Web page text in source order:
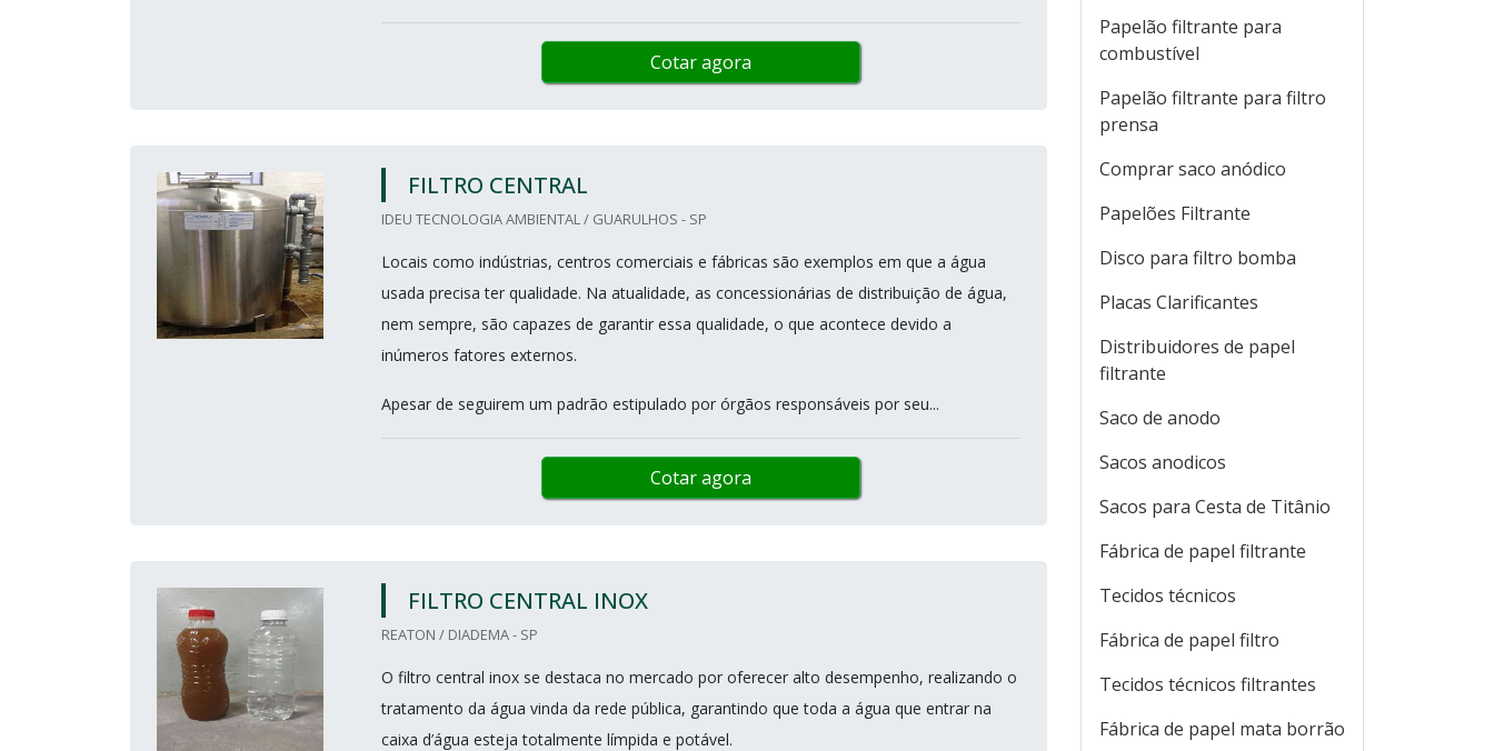
Cotar agora
FILTRO CENTRAL
IDEU TECNOLOGIA AMBIENTAL / GUARULHOS - SP
Locais como indústrias, centros comerciais e fábricas são exemplos em que a água
usada precisa ter qualidade. Na atualidade, as concessionárias de distribuição de água,
nem sempre, são capazes de garantir essa qualidade, o que acontece devido a
inúmeros fatores externos.
Apesar de seguirem um padrão estipulado por órgãos responsáveis por seu...
Cotar agora
FILTRO CENTRAL INOX
REATON / DIADEMA - SP
O filtro central inox se destaca no mercado por oferecer alto desempenho, realizando o
tratamento da água vinda da rede pública, garantindo que toda a água que entrar na
caixa d’água esteja totalmente límpida e potável.
Papelão filtrante para
combustível
Papelão filtrante para filtro
prensa
Comprar saco anódico
Papelões Filtrante
Disco para filtro bomba
Placas Clarificantes
Distribuidores de papel
filtrante
Saco de anodo
Sacos anodicos
Sacos para Cesta de Titânio
Fábrica de papel filtrante
Tecidos técnicos
Fábrica de papel filtro
Tecidos técnicos filtrantes
Fábrica de papel mata borrão